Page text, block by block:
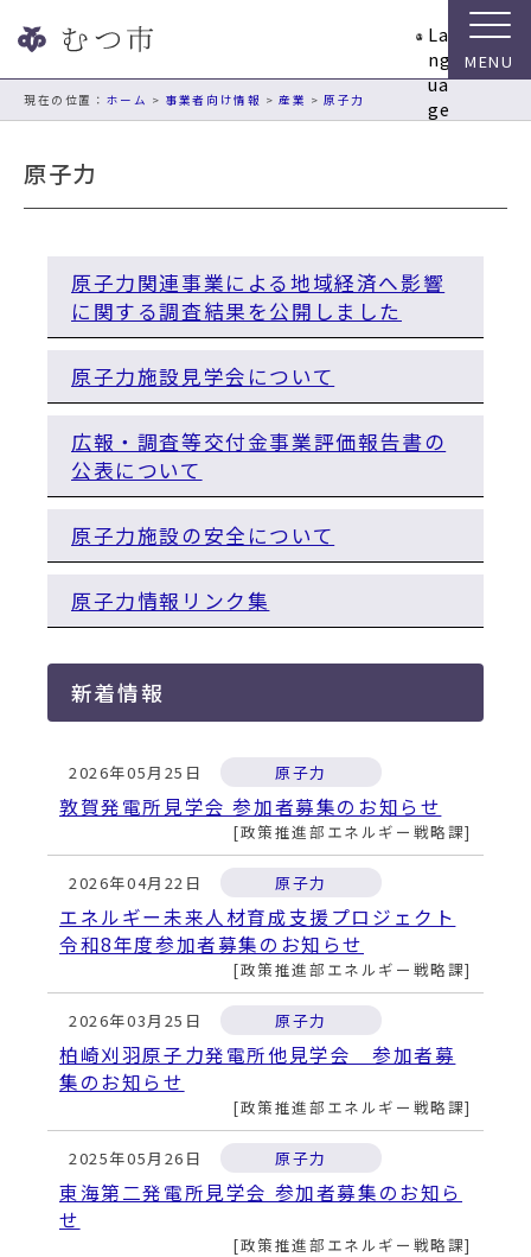
ビ
シ
La
ng
ua
ge
現在の位置： ホーム > 事業者向け情報 >産業 >原子力
原子力
原子力関連事業による地域経済へ影響
に関する調査結果を公開しました
原子力施設見学会について
広報・調査等交付金事業評価報告書の
公表について
原子力施設の安全について
原子力情報リンク集
新着情報
2026年05月25日 原子力
敦賀発電所見学会 参加者募集のお知らせ
政策推進部エネルギー戦略課
2026年04月22日 原子力
エネルギー未来人材育成支援プロジェクト
令和8年度参加者募集のお知らせ
政策推進部エネルギー戦略課
2026年03月25日 原子力
柏崎刈羽原子力発電所他見学会 参加者募
集のお知らせ
政策推進部エネルギー戦略課
2025年05月26日 原子力
東海第二発電所見学会 参加者募集のお知ら
せ
政策推進部エネルギー戦略課